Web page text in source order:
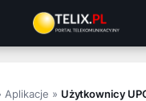
Aplikacje » Użytkownicy